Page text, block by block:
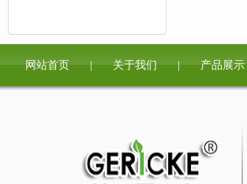
网站首页 | 关于我们 | 产品展示